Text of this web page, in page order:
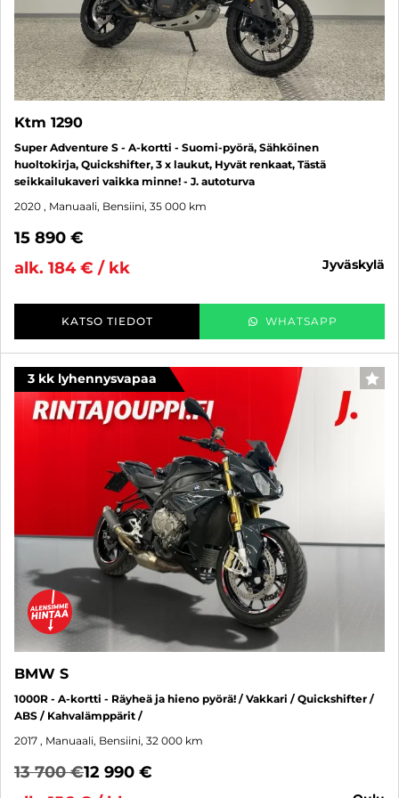
Ktm 1290
Super Adventure S - A-kortti - Suomi-pyörä, Sähköinen
huoltokirja, Quickshifter, 3 x laukut, Hyvät renkaat, Tästä
seikkailukaveri vaikka minne! - J. autoturva
2020 , Manuaali, Bensiini, 35 000 km
15 890 €
alk. 184 € / kk
jyväskylä
KATSO TIEDOT WHATSAPP
3 kk lyhennysvapaa
BMW S
1000R - A-kortti - Räyheä ja hieno pyörä! / Vakkari / Quickshifter /
ABS / Kahvalämppärit /
2017 , Manuaali, Bensiini, 32 000 km
13 700 €12 990 €